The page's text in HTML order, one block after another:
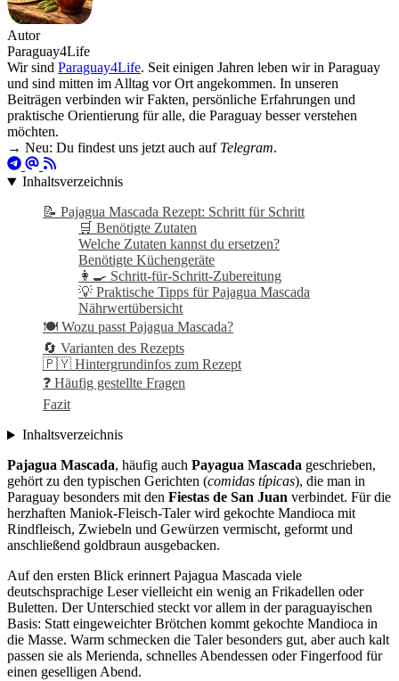
Autor
Paraguay4Life
Wir sind Paraguay4Life. Seit einigen Jahren leben wir in Paraguay
und sind mitten im Alltag vor Ort angekommen. In unseren
Beiträgen verbinden wir Fakten, persönliche Erfahrungen und
praktische Orientierung für alle, die Paraguay besser verstehen
möchten.
→ Neu: Du findest uns jetzt auch auf Telegram.
Inhaltsverzeichnis
📝 Pajagua Mascada Rezept: Schritt für Schritt
🛒 Benötigte Zutaten
Welche Zutaten kannst du ersetzen?
Benötigte Küchengeräte
👩‍🍳 Schritt-für-Schritt-Zubereitung
💡 Praktische Tipps für Pajagua Mascada
Nährwertübersicht
🍽️ Wozu passt Pajagua Mascada?
🔄 Varianten des Rezepts
🇵🇾 Hintergrundinfos zum Rezept
❓ Häufig gestellte Fragen
Fazit
Inhaltsverzeichnis
Pajagua Mascada, häufig auch Payagua Mascada geschrieben,
gehört zu den typischen Gerichten (comidas típicas), die man in
Paraguay besonders mit den Fiestas de San Juan verbindet. Für die
herzhaften Maniok-Fleisch-Taler wird gekochte Mandioca mit
Rindfleisch, Zwiebeln und Gewürzen vermischt, geformt und
anschließend goldbraun ausgebacken.
Auf den ersten Blick erinnert Pajagua Mascada viele
deutschsprachige Leser vielleicht ein wenig an Frikadellen oder
Buletten. Der Unterschied steckt vor allem in der paraguayischen
Basis: Statt eingeweichter Brötchen kommt gekochte Mandioca in
die Masse. Warm schmecken die Taler besonders gut, aber auch kalt
passen sie als Merienda, schnelles Abendessen oder Fingerfood für
einen geselligen Abend.